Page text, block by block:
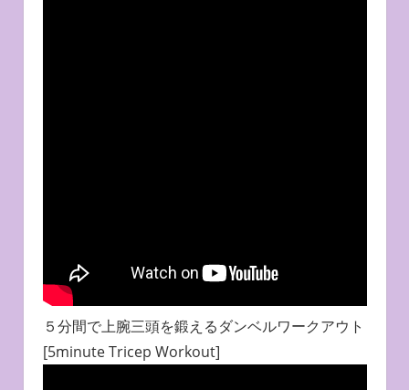
５分間で上腕三頭を鍛えるダンベルワークアウト
[5minute Tricep Workout]